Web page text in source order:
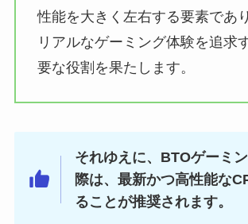
性能を大きく左右する要素であ
リアルなゲーミング体験を追求
要な役割を果たします。
それゆえに、BTOゲーミ
際は、最新かつ高性能な
ることが推奨されます。